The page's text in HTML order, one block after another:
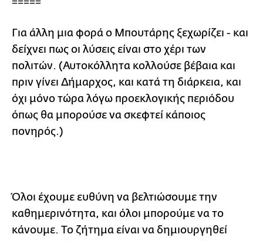
Για άλλη μια φορά ο Μπουτάρης ξεχωρίζει - και
δείχνει πως οι λύσεις είναι στο χέρι των
πολιτών. (Αυτοκόλλητα κολλούσε βέβαια και
πριν γίνει Δήμαρχος, και κατά τη διάρκεια, και
όχι μόνο τώρα λόγω προεκλογικής περιόδου
όπως θα μπορούσε να σκεφτεί κάποιος
πονηρός.)
Όλοι έχουμε ευθύνη να βελτιώσουμε την
καθημερινότητα, και όλοι μπορούμε να το
κάνουμε. To ζήτημα είναι να δημιουργηθεί